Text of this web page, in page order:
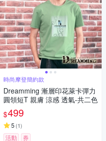
時尚摩登簡約款
Dreamming 漸層印花萊卡彈力
圓領短T 親膚 涼感 透氣-共二色
$499
5 (1)
活動 券